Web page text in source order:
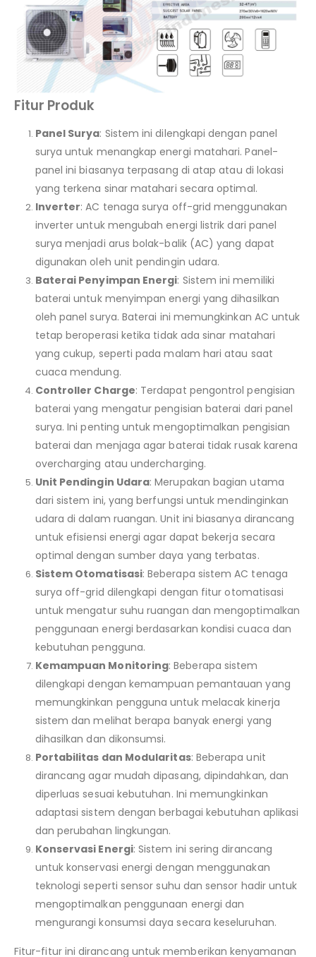
Fitur Produk
Panel Surya: Sistem ini dilengkapi dengan panel
surya untuk menangkap energi matahari. Panel-
panel ini biasanya terpasang di atap atau di lokasi
yang terkena sinar matahari secara optimal.
Inverter: AC tenaga surya off-grid menggunakan
inverter untuk mengubah energi listrik dari panel
surya menjadi arus bolak-balik (AC) yang dapat
digunakan oleh unit pendingin udara.
Baterai Penyimpan Energi: Sistem ini memiliki
baterai untuk menyimpan energi yang dihasilkan
oleh panel surya. Baterai ini memungkinkan AC untuk
tetap beroperasi ketika tidak ada sinar matahari
yang cukup, seperti pada malam hari atau saat
cuaca mendung.
Controller Charge: Terdapat pengontrol pengisian
baterai yang mengatur pengisian baterai dari panel
surya. Ini penting untuk mengoptimalkan pengisian
baterai dan menjaga agar baterai tidak rusak karena
overcharging atau undercharging.
Unit Pendingin Udara: Merupakan bagian utama
dari sistem ini, yang berfungsi untuk mendinginkan
udara di dalam ruangan. Unit ini biasanya dirancang
untuk efisiensi energi agar dapat bekerja secara
optimal dengan sumber daya yang terbatas.
Sistem Otomatisasi: Beberapa sistem AC tenaga
surya off-grid dilengkapi dengan fitur otomatisasi
untuk mengatur suhu ruangan dan mengoptimalkan
penggunaan energi berdasarkan kondisi cuaca dan
kebutuhan pengguna.
Kemampuan Monitoring: Beberapa sistem
dilengkapi dengan kemampuan pemantauan yang
memungkinkan pengguna untuk melacak kinerja
sistem dan melihat berapa banyak energi yang
dihasilkan dan dikonsumsi.
Portabilitas dan Modularitas: Beberapa unit
dirancang agar mudah dipasang, dipindahkan, dan
diperluas sesuai kebutuhan. Ini memungkinkan
adaptasi sistem dengan berbagai kebutuhan aplikasi
dan perubahan lingkungan.
Konservasi Energi: Sistem ini sering dirancang
untuk konservasi energi dengan menggunakan
teknologi seperti sensor suhu dan sensor hadir untuk
mengoptimalkan penggunaan energi dan
mengurangi konsumsi daya secara keseluruhan.
Fitur-fitur ini dirancang untuk memberikan kenyamanan